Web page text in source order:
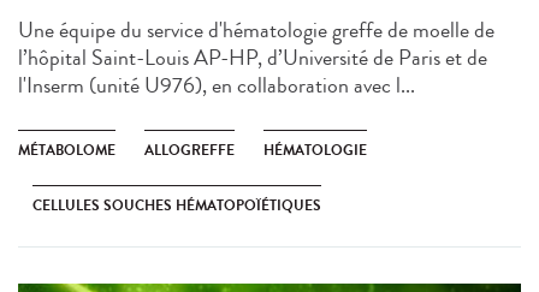
Une équipe du service d'hématologie greffe de moelle de
l’hôpital Saint-Louis AP-HP, d’Université de Paris et de
l'Inserm (unité U976), en collaboration avec l...
MÉTABOLOME ALLOGREFFE HÉMATOLOGIE
CELLULES SOUCHES HÉMATOPOÏÉTIQUES